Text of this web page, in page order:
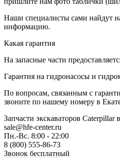
Наши специалисты сами найдут
информацию.
Какая гарантия
На запасные части
Гарантия на гидронасосы и
По вопросам, связанным с
звоните по нашему номеру в
Запчасти экскаваторов Caterpillar
sale@hfe-center.ru
Пн.-Вс. 8:00 - 22:00
8 (800) 555-86-73
Звонок бесплатный